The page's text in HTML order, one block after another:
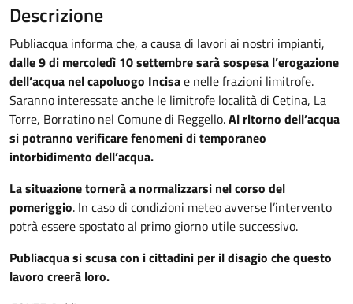
Descrizione
Publiacqua informa che, a causa di lavori ai nostri impianti,
dalle 9 di mercoledì 10 settembre sarà sospesa l’erogazione
dell’acqua nel capoluogo Incisae nelle frazioni limitrofe.
Saranno interessate anche le limitrofe località di Cetina, La
Torre, Borratino nel Comune di Reggello.Al ritorno dell’acqua
si potranno verificare fenomeni di temporaneo
intorbidimento dell’acqua.
La situazione tornerà a normalizzarsi nel corso del
pomeriggio. In caso di condizioni meteo avverse l’intervento
potrà essere spostato al primo giorno utile successivo.
Publiacqua si scusa con i cittadini per il disagio che questo
lavoro creerà loro.